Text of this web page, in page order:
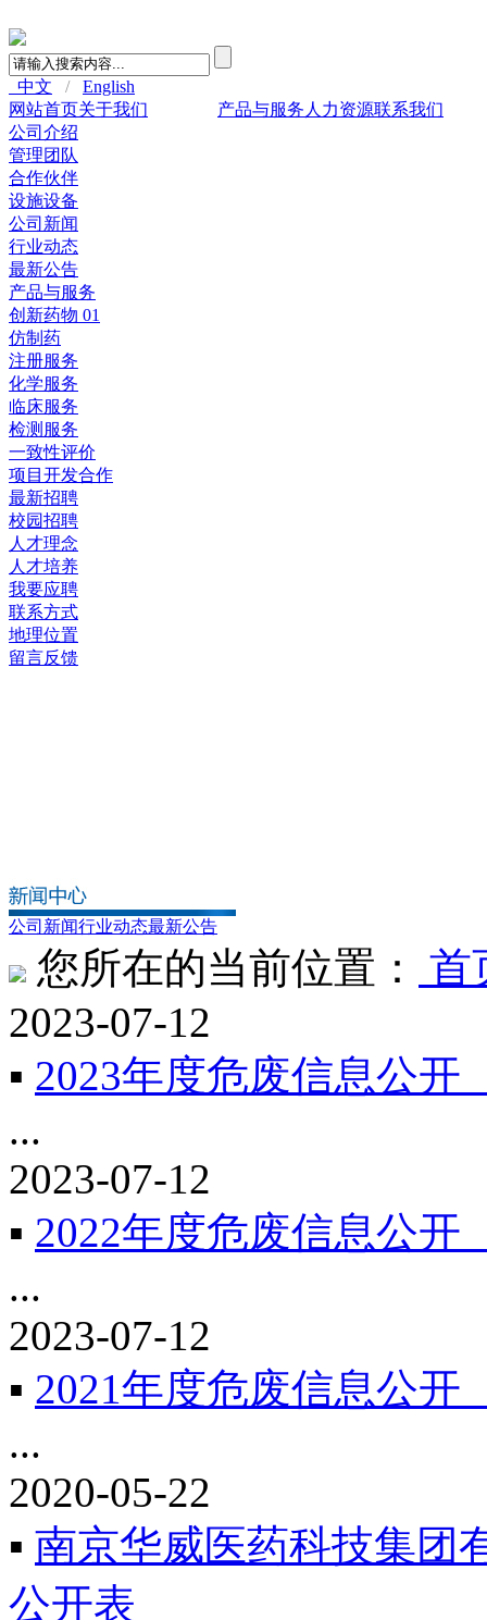
中文 /
English
网站首页关于我们 产品与服务 人力资源联系我们
公司介绍
管理团队
合作伙伴
设施设备
公司新闻
行业动态
最新公告
产品与服务
创新药物 01
仿制药
注册服务
化学服务
临床服务
检测服务
一致性评价
项目开发合作
最新招聘
校园招聘
人才理念
人才培养
我要应聘
联系方式
地理位置
留言反馈
公司新闻行业动态最新公告
您所在的当前位置：
首
2023-07-12
▪ 2023年度危废信息公开
...
2023-07-12
▪ 2022年度危废信息公开
...
2023-07-12
▪ 2021年度危废信息公开
...
2020-05-22
▪ 南京华威医药科技集团
公开表